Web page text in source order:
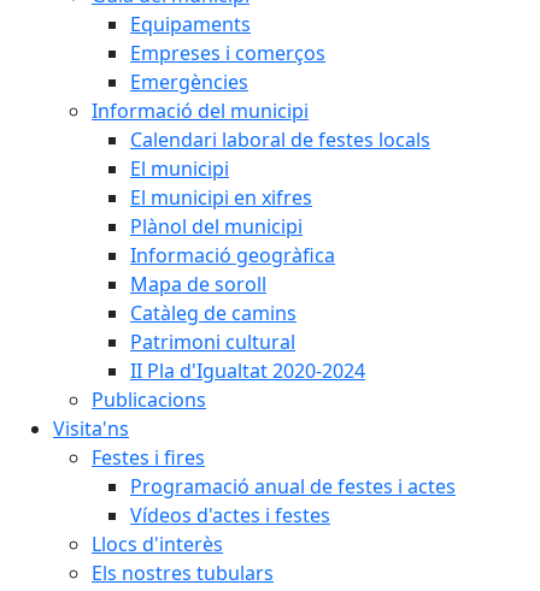
Equipaments
Empreses i comerços
Emergències
Informació del municipi
Calendari laboral de festes locals
El municipi
El municipi en xifres
Plànol del municipi
Informació geogràfica
Mapa de soroll
Catàleg de camins
Patrimoni cultural
II Pla d'Igualtat 2020-2024
Publicacions
Visita'ns
Festes i fires
Programació anual de festes i actes
Vídeos d'actes i festes
Llocs d'interès
Els nostres tubulars